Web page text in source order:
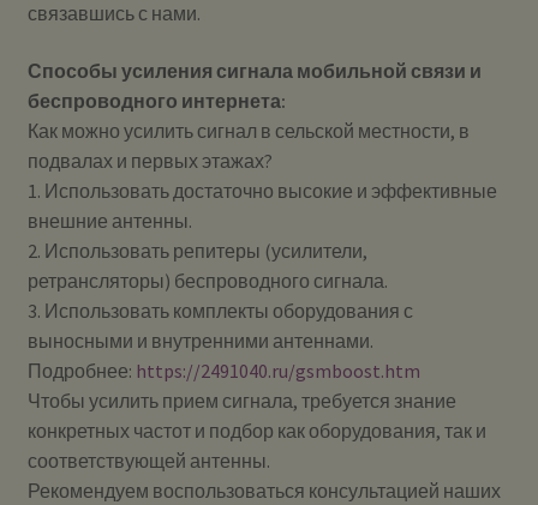
связавшись с нами.
Способы усиления сигнала мобильной связи и
беспроводного интернета:
Как можно усилить сигнал в сельской местности, в
подвалах и первых этажах?
1. Использовать достаточно высокие и эффективные
внешние антенны.
2. Использовать репитеры (усилители,
ретрансляторы) беспроводного сигнала.
3. Использовать комплекты оборудования с
выносными и внутренними антеннами.
Подробнее: https://2491040.ru/gsmboost.htm
Чтобы усилить прием сигнала, требуется знание
конкретных частот и подбор как оборудования, так и
соответствующей антенны.
Рекомендуем воспользоваться консультацией наших